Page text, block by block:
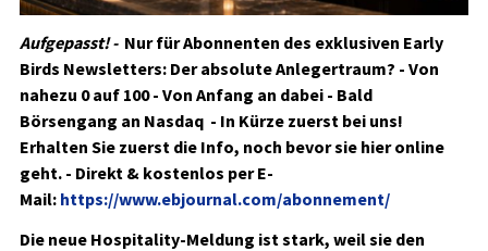
Aufgepasst! - Nur für Abonnenten des exklusiven Early
Birds Newsletters: Der absolute Anlegertraum? - Von
nahezu 0 auf 100 - Von Anfang an dabei - Bald
Börsengang an Nasdaq - In Kürze zuerst bei uns!
Erhalten Sie zuerst die Info, noch bevor sie hier online
geht. - Direkt & kostenlos per E-
Mail: https://www.ebjournal.com/abonnement/
Die neue Hospitality-Meldung ist stark, weil sie den